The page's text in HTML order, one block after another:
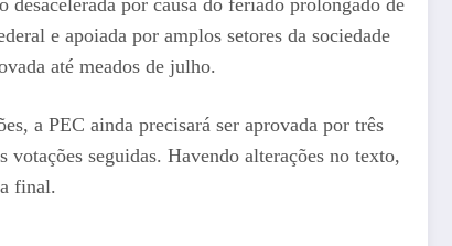
e apoiada por amplos setores da sociedade
até meados de julho.
a PEC ainda precisará ser aprovada por três
seguidas. Havendo alterações no texto,
final.